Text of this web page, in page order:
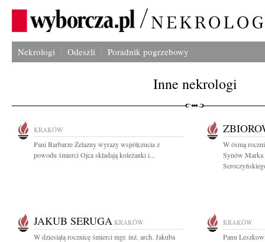
Nekrologi Odeszli Poradnik pogrzebowy
Inne nekrologi
KRAKÓW
Pani Barbarze Żelazny wyrazy współczucia z
powodu śmierci Ojca składają koleżanki i...
W ósmą
Synów Marka
JAKUB SERUGA KRAKÓW
W dziesiątą rocznicę śmierci mgr. inż. arch. Jakuba
KRAKÓW
Panu